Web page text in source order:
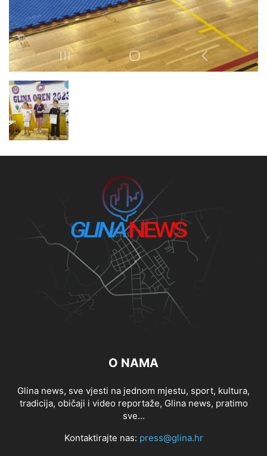
O NAMA
Glina news, sve vjesti na jednom mjestu, sport, kultura,
tradicija, običaji i video reportaže, Glina news, pratimo
sve...
Kontaktirajte nas: press@glina.hr